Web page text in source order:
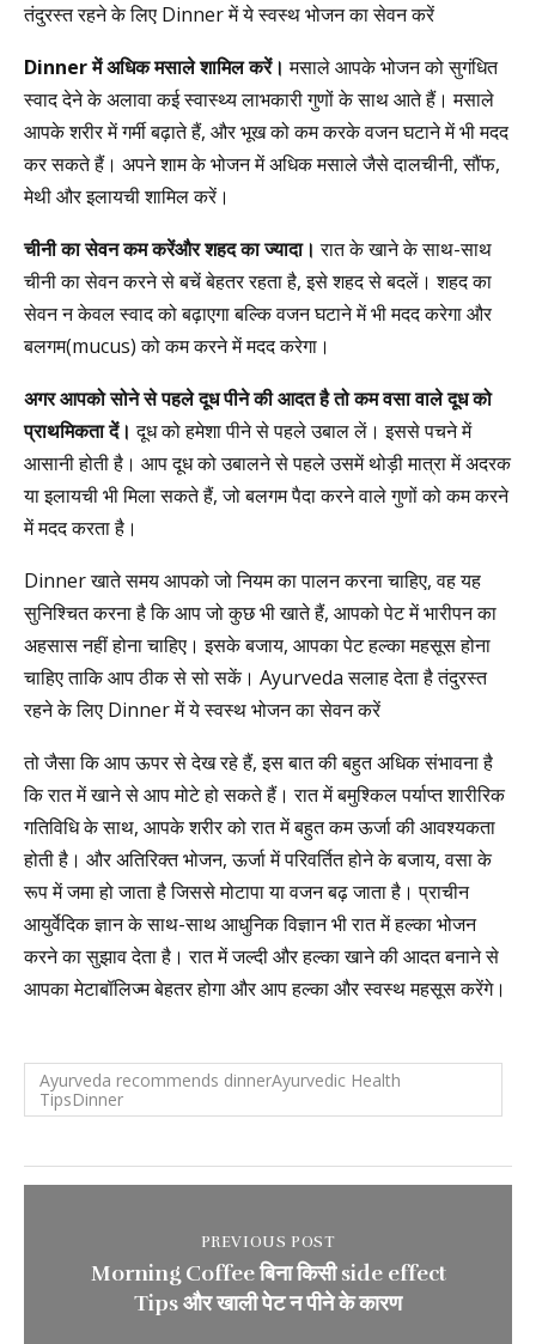
तंदुरस्त रहने के लिए Dinner में ये स्वस्थ भोजन का सेवन करें
Dinnerमें अधिक मसाले शामिल करें। मसाले आपके भोजन को सुगंधित
स्वाद देने के अलावा कई स्वास्थ्य लाभकारी गुणों के साथ आते हैं। मसाले
आपके शरीर में गर्मी बढ़ाते हैं, और भूख को कम करके वजन घटाने में भी मदद
कर सकते हैं। अपने शाम के भोजन में अधिक मसाले जैसे दालचीनी, सौंफ,
मेथी और इलायची शामिल करें।
चीनी का सेवन कम करेंऔर शहद का ज्यादा। रात के खाने के साथ-साथ
चीनी का सेवन करने से बचें बेहतर रहता है, इसे शहद से बदलें। शहद का
सेवन न केवल स्वाद को बढ़ाएगा बल्कि वजन घटाने में भी मदद करेगा और
बलगम(mucus) को कम करने में मदद करेगा।
अगर आपको सोने से पहले दूध पीने की आदत है तो कम वसा वाले दूध को
प्राथमिकता दें। दूध को हमेशा पीने से पहले उबाल लें। इससे पचने में
आसानी होती है। आप दूध को उबालने से पहले उसमें थोड़ी मात्रा में अदरक
या इलायची भी मिला सकते हैं, जो बलगम पैदा करने वाले गुणों को कम करने
में मदद करता है।
Dinner खाते समय आपको जो नियम का पालन करना चाहिए, वह यह
सुनिश्चित करना है कि आप जो कुछ भी खाते हैं, आपको पेट में भारीपन का
अहसास नहीं होना चाहिए। इसके बजाय, आपका पेट हल्का महसूस होना
चाहिए ताकि आप ठीक से सो सकें। Ayurveda सलाह देता है तंदुरस्त
रहने के लिए Dinner में ये स्वस्थ भोजन का सेवन करें
तो जैसा कि आप ऊपर से देख रहे हैं, इस बात की बहुत अधिक संभावना है
कि रात में खाने से आप मोटे हो सकते हैं। रात में बमुश्किल पर्याप्त शारीरिक
गतिविधि के साथ, आपके शरीर को रात में बहुत कम ऊर्जा की आवश्यकता
होती है। और अतिरिक्त भोजन, ऊर्जा में परिवर्तित होने के बजाय, वसा के
रूप में जमा हो जाता है जिससे मोटापा या वजन बढ़ जाता है। प्राचीन
आयुर्वेदिक ज्ञान के साथ-साथ आधुनिक विज्ञान भी रात में हल्का भोजन
करने का सुझाव देता है। रात में जल्दी और हल्का खाने की आदत बनाने से
आपका मेटाबॉलिज्म बेहतर होगा और आप हल्का और स्वस्थ महसूस करेंगे।
Ayurveda recommends dinnerAyurvedic Health
TipsDinner
PREVIOUS POST
Morning Coffee बिना किसी side effect
Tips और खाली पेट न पीने के कारण